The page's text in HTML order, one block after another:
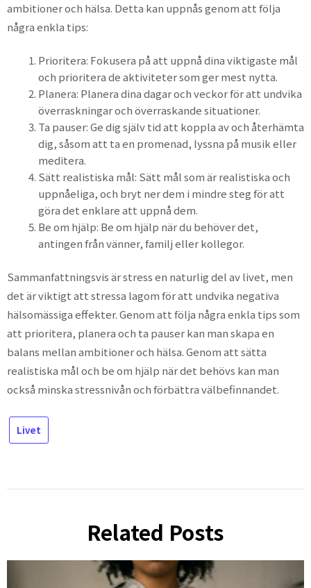
ambitioner och hälsa. Detta kan uppnås genom att följa
några enkla tips:
Prioritera: Fokusera på att uppnå dina viktigaste mål
och prioritera de aktiviteter som ger mest nytta.
Planera: Planera dina dagar och veckor för att undvika
överraskningar och överraskande situationer.
Ta pauser: Ge dig själv tid att koppla av och återhämta
dig, såsom att ta en promenad, lyssna på musik eller
meditera.
Sätt realistiska mål: Sätt mål som är realistiska och
uppnåeliga, och bryt ner dem i mindre steg för att
göra det enklare att uppnå dem.
Be om hjälp: Be om hjälp när du behöver det,
antingen från vänner, familj eller kollegor.
Sammanfattningsvis är stress en naturlig del av livet, men
det är viktigt att stressa lagom för att undvika negativa
hälsomässiga effekter. Genom att följa några enkla tips som
att prioritera, planera och ta pauser kan man skapa en
balans mellan ambitioner och hälsa. Genom att sätta
realistiska mål och be om hjälp när det behövs kan man
också minska stressnivån och förbättra välbefinnandet.
Livet
Related Posts